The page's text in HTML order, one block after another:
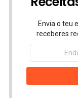
Envia o teu
receberes
Endereço
email